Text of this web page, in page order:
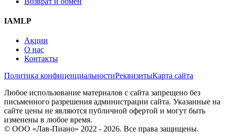
IAMLP
Акции
О нас
Контакты
Политика конфиценциальностиРеквизитыКарта сайта
Любое использование материалов с сайта запрещено без
письменного разрешения администрации сайта. Указанные на
сайте цены не являются публичной офертой и могут быть
изменены в любое время.
© ООО «Лав-Пиано» 2022 - 2026. Все права защищены.